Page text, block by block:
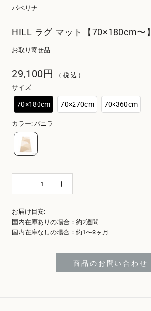
パペリナ
HILL ラグ マット【70×180cm〜】
お取り寄せ品
29,100円
（税込）
サイズ
70×180cm 70×270cm 70×360cm
カラー: バニラ
お届け目安:
国内在庫ありの場合：約2週間
国内在庫なしの場合：約1〜3ヶ月
商品のお問い合わせ